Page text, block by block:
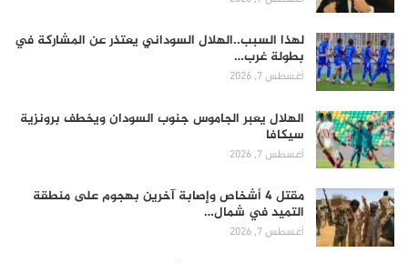
لهذا السبب..الهلال السوداني يعتذر عن المشاركة في
بطولة غرب…
أغسطس 7, 2026
الهلال يعبر الجاموس جنوب السودان ويخطف برونزية
سيكافا
أغسطس 7, 2026
مقتل 4 أشخاص وإصابة آخرين بهجوم على منطقة
التميد في شمال…
أغسطس 7, 2026